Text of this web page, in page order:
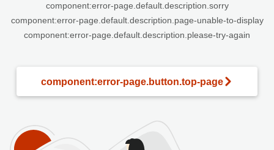
component:error-page.default.description.sorry
component:error-page.default.description.page-unable-to-display
component:error-page.default.description.please-try-again
component:error-page.button.top-page